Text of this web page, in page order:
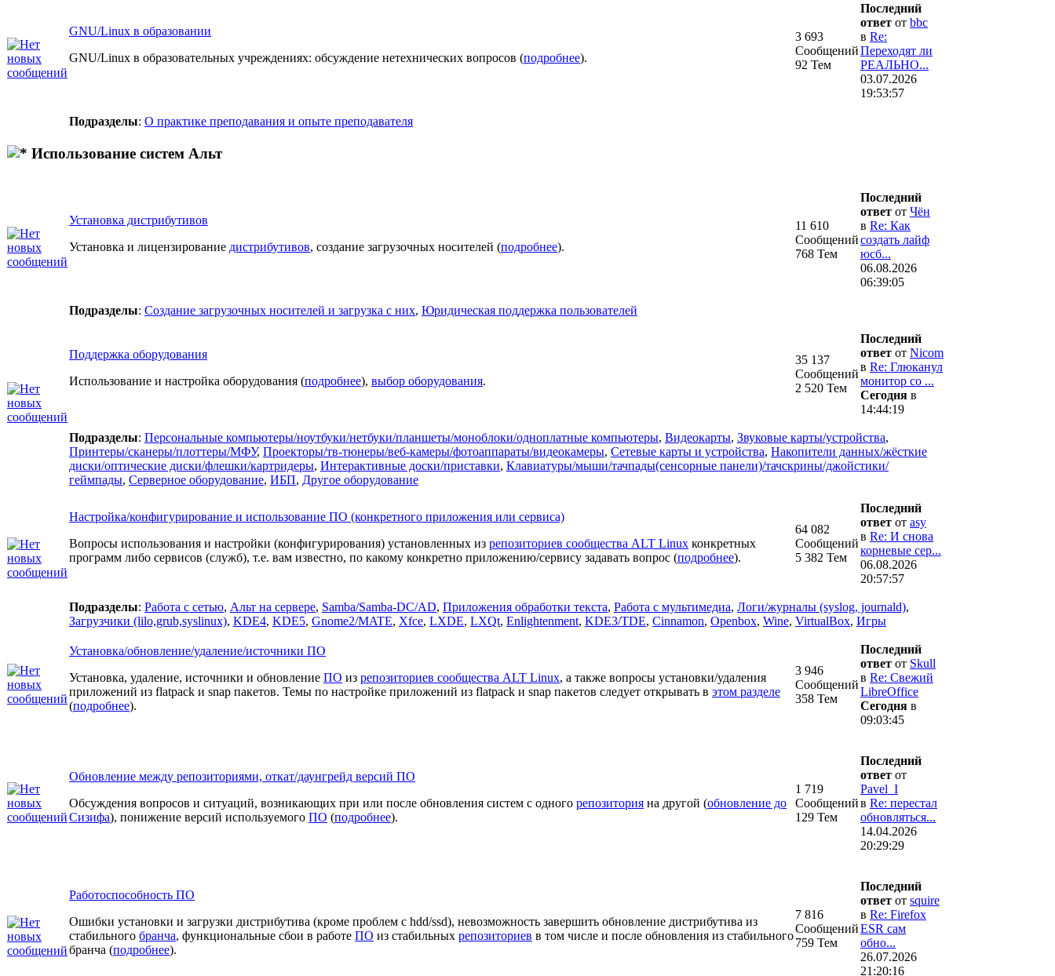
GNU/Linux в образовании
GNU/Linux в образовательных учреждениях: обсуждение нетехнических вопросов (подробнее).
3 693
Сообщений
92 Тем
Последний
ответ от bbc
в Re:
Переходят ли
РЕАЛЬНО...
03.07.2026
19:53:57
Подразделы: О практике преподавания и опыте преподавателя
Использование систем Альт
Установка дистрибутивов
Установка и лицензирование дистрибутивов, создание загрузочных носителей (подробнее).
11 610
Сообщений
768 Тем
Последний
ответ от Чён
в Re: Как
создать лайф
юсб...
06.08.2026
06:39:05
Подразделы: Создание загрузочных носителей и загрузка с них, Юридическая поддержка пользователей
Поддержка оборудования
Использование и настройка оборудования (подробнее), выбор оборудования.
35 137
Сообщений
2 520 Тем
Последний
ответ от Nicom
в Re: Глюканул
монитор со ...
Сегодня в
14:44:19
Подразделы: Персональные компьютеры/ноутбуки/нетбуки/планшеты/моноблоки/одноплатные компьютеры, Видеокарты, Звуковые карты/устройства,
Принтеры/сканеры/плоттеры/МФУ, Проекторы/тв-тюнеры/веб-камеры/фотоаппараты/видеокамеры, Сетевые карты и устройства, Накопители данных/жёсткие
диски/оптические диски/флешки/картридеры, Интерактивные доски/приставки, Клавиатуры/мыши/тачпады(сенсорные панели)/тачскрины/джойстики/
геймпады, Серверное оборудование, ИБП, Другое оборудование
Настройка/конфигурирование и использование ПО (конкретного приложения или сервиса)
Вопросы использования и настройки (конфигурирования) установленных из репозиториев сообщества ALT Linux конкретных
программ либо сервисов (служб), т.е. вам известно, по какому конкретно приложению/сервису задавать вопрос (подробнее).
64 082
Сообщений
5 382 Тем
Последний
ответ от asy
в Re: И снова
корневые сер...
06.08.2026
20:57:57
Подразделы: Работа с сетью, Альт на сервере, Samba/Samba-DC/AD, Приложения обработки текста, Работа с мультимедиа, Логи/журналы (syslog, journald),
Загрузчики (lilo,grub,syslinux), KDE4, KDE5, Gnome2/MATE, Xfce, LXDE, LXQt, Enlightenment, KDE3/TDE, Cinnamon, Openbox, Wine, VirtualBox, Игры
Установка/обновление/удаление/источники ПО
Установка, удаление, источники и обновление ПО из репозиториев сообщества ALT Linux, а также вопросы установки/удаления
приложений из flatpack и snap пакетов. Темы по настройке приложений из flatpack и snap пакетов следует открывать в этом разделе
(подробнее).
3 946
Сообщений
358 Тем
Последний
ответ от Skull
в Re: Свежий
LibreOffice
Сегодня в
09:03:45
Обновление между репозиториями, откат/даунгрейд версий ПО
Обсуждения вопросов и ситуаций, возникающих при или после обновления систем с одного репозитория на другой (обновление до
Сизифа), понижение версий используемого ПО (подробнее).
1 719
Сообщений
129 Тем
Последний
ответ от
Pavel_I
в Re: перестал
обновляться...
14.04.2026
20:29:29
Работоспособность ПО
Ошибки установки и загрузки дистрибутива (кроме проблем с hdd/ssd), невозможность завершить обновление дистрибутива из
стабильного бранча, функциональные сбои в работе ПО из стабильных репозиториев в том числе и после обновления из стабильного
бранча (подробнее).
7 816
Сообщений
759 Тем
Последний
ответ от squire
в Re: Firefox
ESR сам
обно...
26.07.2026
21:20:16